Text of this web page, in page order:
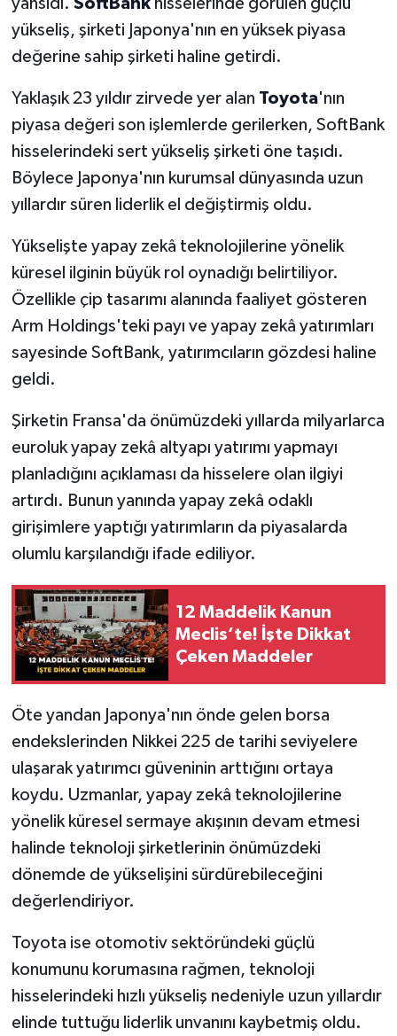
yansıdı. SoftBankhisselerinde görülen güçlü
yükseliş, şirketi Japonya'nın en yüksek piyasa
değerine sahip şirketi haline getirdi.
Yaklaşık 23 yıldır zirvede yer alan Toyota'nın
piyasa değeri son işlemlerde gerilerken, SoftBank
hisselerindeki sert yükseliş şirketi öne taşıdı.
Böylece Japonya'nın kurumsal dünyasında uzun
yıllardır süren liderlik el değiştirmiş oldu.
Yükselişte yapay zekâ teknolojilerine yönelik
küresel ilginin büyük rol oynadığı belirtiliyor.
Özellikle çip tasarımı alanında faaliyet gösteren
Arm Holdings'teki payı ve yapay zekâ yatırımları
sayesinde SoftBank, yatırımcıların gözdesi haline
geldi.
Şirketin Fransa'da önümüzdeki yıllarda milyarlarca
euroluk yapay zekâ altyapı yatırımı yapmayı
planladığını açıklaması da hisselere olan ilgiyi
artırdı. Bunun yanında yapay zekâ odaklı
girişimlere yaptığı yatırımların da piyasalarda
olumlu karşılandığı ifade ediliyor.
12 Maddelik Kanun
Meclis’te! İşte Dikkat
Çeken Maddeler
Öte yandan Japonya'nın önde gelen borsa
endekslerinden Nikkei 225 de tarihi seviyelere
ulaşarak yatırımcı güveninin arttığını ortaya
koydu. Uzmanlar, yapay zekâ teknolojilerine
yönelik küresel sermaye akışının devam etmesi
halinde teknoloji şirketlerinin önümüzdeki
dönemde de yükselişini sürdürebileceğini
değerlendiriyor.
Toyota ise otomotiv sektöründeki güçlü
konumunu korumasına rağmen, teknoloji
hisselerindeki hızlı yükseliş nedeniyle uzun yıllardır
elinde tuttuğu liderlik unvanını kaybetmiş oldu.